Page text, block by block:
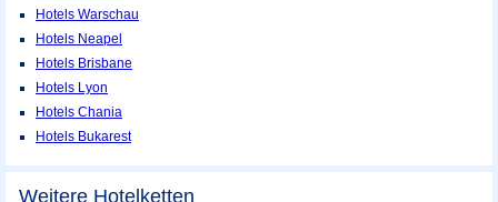
Hotels Warschau
Hotels Neapel
Hotels Brisbane
Hotels Lyon
Hotels Chania
Hotels Bukarest
Weitere Hotelketten